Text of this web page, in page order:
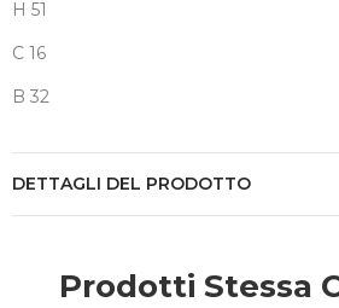
H 51
C 16
B 32
DETTAGLI DEL PRODOTTO
Prodotti Stessa